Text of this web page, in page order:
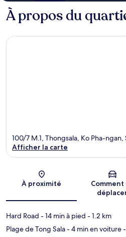
À propos du
Carte
100/7 M.1, Thongsala, Ko Pha-
Afficher la carte
À proximité
Comment
Hard Road - 14 min à pied - 1.2 km
Plage de Tong Sala- 4 min en voiture